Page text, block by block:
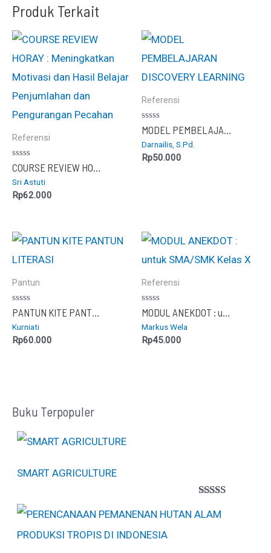
Produk Terkait
Referensi
Dinilai
0
dari
5
COURSE REVIEW HORAY : Meningkatkan Motivasi dan Hasil Belajar Penjumlahan dan Pengurangan Pecahan
Sri Astuti
Rp62.000
Referensi
Dinilai
0
dari
5
MODEL PEMBELAJARAN DISCOVERY LEARNING
Darnailis, S.Pd.
Rp50.000
Pantun
Dinilai
0
dari
5
PANTUN KITE PANTUN LITERASI
Kurniati
Rp60.000
Referensi
Dinilai
0
dari
5
MODUL ANEKDOT : untuk SMA/SMK Kelas X
Markus Wela
Rp45.000
Buku Terpopuler
SMART AGRICULTURE
5.00dari 5